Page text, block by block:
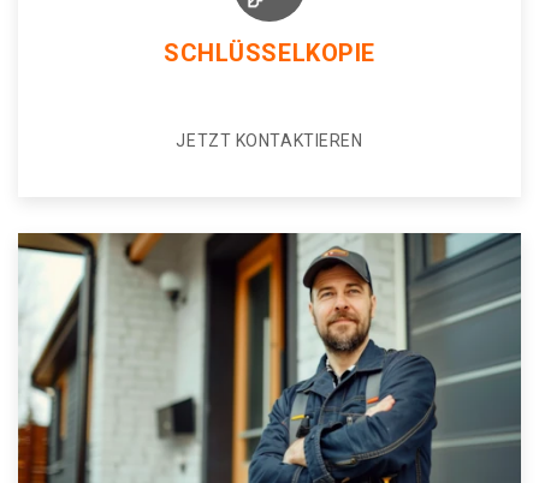
SCHLÜSSELKOPIE
JETZT KONTAKTIEREN